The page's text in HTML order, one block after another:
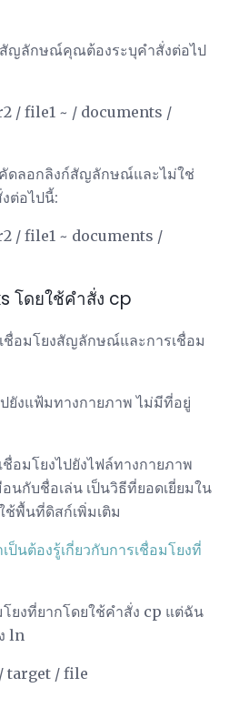
ญลักษณ์คุณต้องระบุคำสั่งต่อไป
/ file1 ~ / documents /
ดลอกลิงก์สัญลักษณ์และไม่ใช่
ต่อไปนี้:
/ file1 ~ documents /
โดยใช้คำสั่ง cp
ชื่อมโยงสัญลักษณ์และการเชื่อม
งแฟ้มทางกายภาพ ไม่มีที่อยู่
อมโยงไปยังไฟล์ทางกายภาพ
นกับชื่อเล่น เป็นวิธีที่ยอดเยี่ยมใน
ช้พื้นที่ดิสก์เพิ่มเติม
นต้องรู้เกี่ยวกับการเชื่อมโยงที่
ยงที่ยากโดยใช้คำสั่ง cp แต่ฉัน
ln
target / file